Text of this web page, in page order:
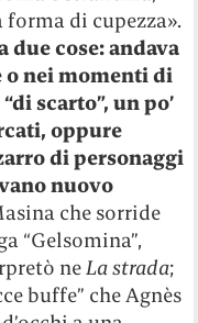
di cupezza».
due cose: andava
o nei momenti di
scarto”, un po’
oppure
di personaggi
nuovo
che sorride
“Gelsomina”,
neLa strada;
buffe” che Agnès